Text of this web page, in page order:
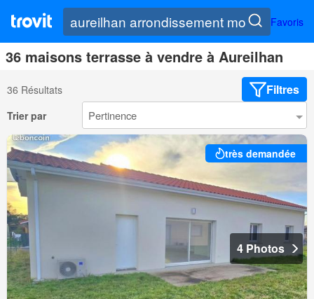
Favoris
36 maisons terrasse à vendre à Aureilhan
36 Résultats Filtres
Trier par
très demandée
4 Photos